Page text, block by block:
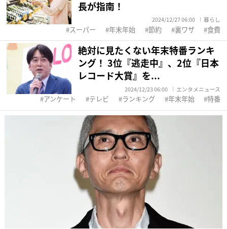
長が指南！
2024/12/27 06:00 暮らし
スーパー 年末年始 節約 裏ワザ 食費
絶対に見たくない年末特番ランキ
ング！ 3位『逃走中』、2位『日本
レコード大賞』を...
2024/12/23 06:00 エンタメニュース
アンケート テレビ ランキング 年末年始 特番